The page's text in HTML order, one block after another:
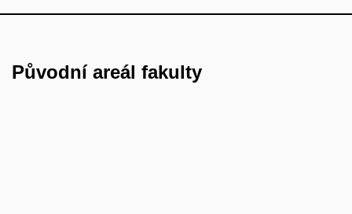
Původní areál fakulty